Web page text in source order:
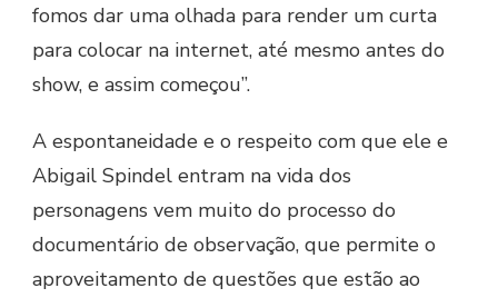
fomos dar uma olhada para render um curta
para colocar na internet, até mesmo antes do
show, e assim começou”.
A espontaneidade e o respeito com que ele e
Abigail Spindel entram na vida dos
personagens vem muito do processo do
documentário de observação, que permite o
aproveitamento de questões que estão ao